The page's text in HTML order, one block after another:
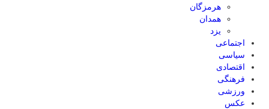
هرمزگان
همدان
یزد
اجتماعی
سیاسی
اقتصادی
فرهنگی
ورزشی
عکس